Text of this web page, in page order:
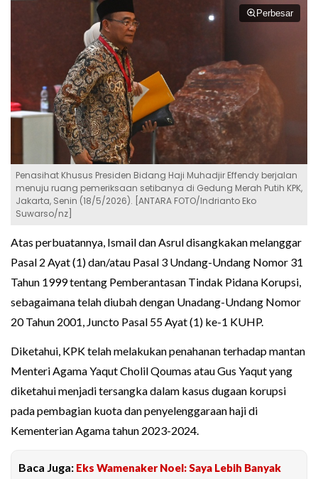
Perbesar
Penasihat Khusus Presiden Bidang Haji Muhadjir Effendy berjalan
menuju ruang pemeriksaan setibanya di Gedung Merah Putih KPK,
Jakarta, Senin (18/5/2026). [ANTARA FOTO/Indrianto Eko
Suwarso/nz]
Atas perbuatannya, Ismail dan Asrul disangkakan melanggar
Pasal 2 Ayat (1) dan/atau Pasal 3 Undang-Undang Nomor 31
Tahun 1999 tentang Pemberantasan Tindak Pidana Korupsi,
sebagaimana telah diubah dengan Unadang-Undang Nomor
20 Tahun 2001, Juncto Pasal 55 Ayat (1) ke-1 KUHP.
Diketahui, KPK telah melakukan penahanan terhadap mantan
Menteri Agama Yaqut Cholil Qoumas atau Gus Yaqut yang
diketahui menjadi tersangka dalam kasus dugaan korupsi
pada pembagian kuota dan penyelenggaraan haji di
Kementerian Agama tahun 2023-2024.
Baca Juga: Eks Wamenaker Noel: Saya Lebih Banyak